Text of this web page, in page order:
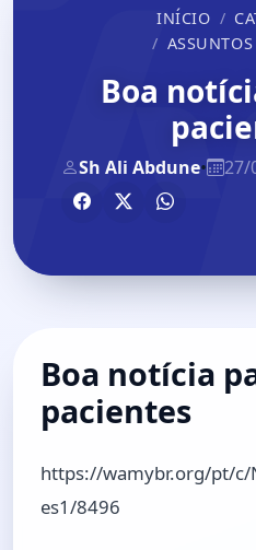
INÍCIO
Boa
Sh Ali Abdune• 27/
Boa notícia
pacientes
https://wamybr.org/pt/c/
es1/8496